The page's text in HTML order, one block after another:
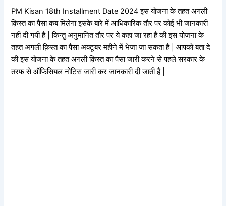
PM Kisan 18th Installment Date 2024 इस योजना के तहत अगली
क़िस्त का पैसा कब मिलेगा इसके बारे में आधिकारिक तौर पर कोई भी जानकारी
नहीं दी गयी है | किन्तु अनुमानित तौर पर ये कहा जा रहा है की इस योजना के
तहत अगली क़िस्त का पैसा अक्टूबर महीने में भेजा जा सकता है | आपको बता दे
की इस योजना के तहत अगली क़िस्त का पैसा जारी करने से पहले सरकार के
तरफ से ऑफिसियल नोटिस जारी कर जानकारी दी जाती है |